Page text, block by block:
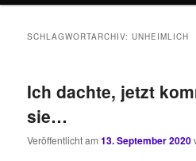
SCHLAGWORTARCHIV:UNHEIMLICH
Ich dachte, jetzt
sie…
Veröffentlicht am13. September 2020